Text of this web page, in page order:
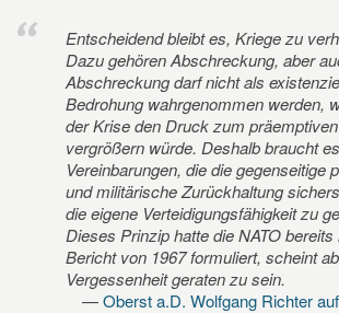
Entscheidend bleibt es, Kriege zu
Dazu gehören Abschreckung, aber
Abschreckung darf nicht als
Bedrohung wahrgenommen werden,
der Krise den Druck zum
vergrößern würde. Deshalb braucht
Vereinbarungen, die die gegenseitige
und militärische Zurückhaltung
die eigene Verteidigungsfähigkeit zu
Dieses Prinzip hatte die NATO
Bericht von 1967 formuliert, scheint
Vergessenheit geraten zu sein.
Oberst a.D. Wolfgang Richter